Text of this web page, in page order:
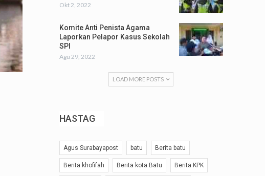
Okt 2, 2022
Komite Anti Penista Agama
Laporkan Pelapor Kasus Sekolah
SPI
Agu 29, 2022
LOAD MORE POSTS
HASTAG
Agus Surabayapost batu Berita batu
Berita khofifah Berita kota Batu Berita KPK